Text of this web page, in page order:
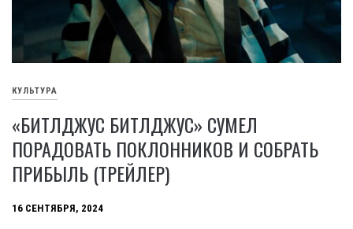
КУЛЬТУРА
«БИТЛДЖУС БИТЛДЖУС» СУМЕЛ
ПОРАДОВАТЬ ПОКЛОННИКОВ И СОБРАТЬ
ПРИБЫЛЬ (ТРЕЙЛЕР)
16 СЕНТЯБРЯ, 2024